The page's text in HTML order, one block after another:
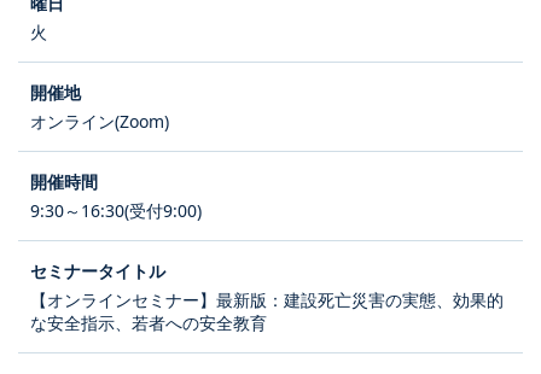
火
オンライン(Zoom)
9:30～16:30(受付9:00)
【オンラインセミナー】最新版：建設死亡災害の実態、効果的
な安全指示、若者への安全教育